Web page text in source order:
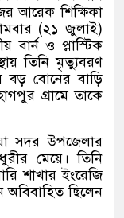
আরেক শিক্ষিকা
(২১ জুলাই)
বার্ন ও প্লাস্টিক
তিনি মৃত্যুবরণ
বড় বোনের বাড়ি
গ্রামে তাকে
সদর উপজেলার
মেয়ে। তিনি
শাখার ইংরেজি
অবিবাহিত ছিলেন